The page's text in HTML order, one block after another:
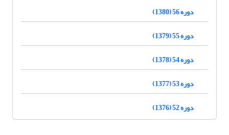
دوره 56 (1380)
دوره 55 (1379)
دوره 54 (1378)
دوره 53 (1377)
دوره 52 (1376)